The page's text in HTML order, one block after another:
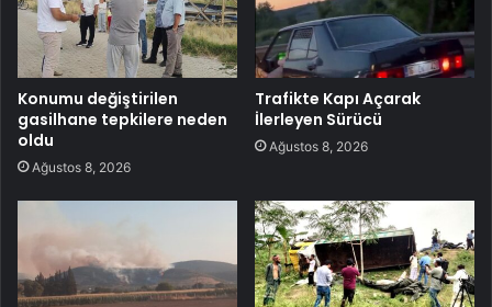
Konumu değiştirilen
gasilhane tepkilere neden
oldu
Ağustos 8, 2026
Trafikte Kapı Açarak
İlerleyen Sürücü
Ağustos 8, 2026